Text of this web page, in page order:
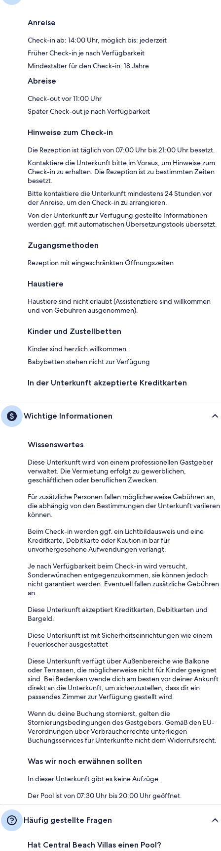
Anreise
Check-in ab: 14:00 Uhr, möglich bis: jederzeit
Früher Check-in je nach Verfügbarkeit
Mindestalter für den Check-in: 18 Jahre
Abreise
Check-out vor 11:00 Uhr
Später Check-out je nach Verfügbarkeit
Hinweise zum Check-in
Die Rezeption ist täglich von 07:00 Uhr bis 21:00 Uhr besetzt.
Kontaktiere die Unterkunft bitte im Voraus, um Hinweise zum
Check-in zu erhalten. Die Rezeption ist zu bestimmten Zeiten
besetzt.
Bitte kontaktiere die Unterkunft mindestens 24 Stunden vor
der Anreise, um den Check-in zu arrangieren.
Von der Unterkunft zur Verfügung gestellte Informationen
werden ggf. mit automatischen Übersetzungstools übersetzt.
Zugangsmethoden
Rezeption mit eingeschränkten Öffnungszeiten
Haustiere
Haustiere sind nicht erlaubt (Assistenztiere sind willkommen
und von Gebühren ausgenommen).
Kinder und Zustellbetten
Kinder sind herzlich willkommen.
Babybetten stehen nicht zur Verfügung
In der Unterkunft akzeptierte Kreditkarten
Wichtige Informationen
Wissenswertes
Diese Unterkunft wird von einem professionellen Gastgeber
verwaltet. Die Vermietung erfolgt zu gewerblichen,
geschäftlichen oder beruflichen Zwecken.
Für zusätzliche Personen fallen möglicherweise Gebühren an,
die abhängig von den Bestimmungen der Unterkunft variieren
können.
Beim Check-in werden ggf. ein Lichtbildausweis und eine
Kreditkarte, Debitkarte oder Kaution in bar für
unvorhergesehene Aufwendungen verlangt.
Je nach Verfügbarkeit beim Check-in wird versucht,
Sonderwünschen entgegenzukommen, sie können jedoch
nicht garantiert werden. Eventuell fallen zusätzliche Gebühren
an.
Diese Unterkunft akzeptiert Kreditkarten, Debitkarten und
Bargeld.
Diese Unterkunft ist mit Sicherheitseinrichtungen wie einem
Feuerlöscher ausgestattet
Diese Unterkunft verfügt über Außenbereiche wie Balkone
oder Terrassen, die möglicherweise nicht für Kinder geeignet
sind. Bei Bedenken wende dich am besten vor deiner Ankunft
direkt an die Unterkunft, um sicherzustellen, dass dir ein
passendes Zimmer zur Verfügung gestellt wird.
Wenn du deine Buchung stornierst, gelten die
Stornierungsbedingungen des Gastgebers. Gemäß den EU-
Verordnungen über Verbraucherrechte unterliegen
Buchungsservices für Unterkünfte nicht dem Widerrufsrecht.
Was wir noch erwähnen sollten
In dieser Unterkunft gibt es keine Aufzüge.
Der Pool ist von 07:30 Uhr bis 20:00 Uhr geöffnet.
Häufig gestellte Fragen
Hat Central Beach Villas einen Pool?